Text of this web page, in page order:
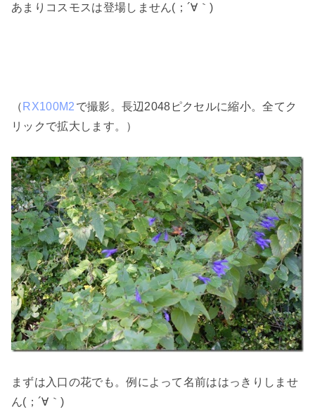
あまりコスモスは登場しません(；´∀｀)
（ RX100M2 で撮影。長辺2048ピクセルに縮小。全てク
リックで拡大します。）
まずは入口の花でも。例によって名前ははっきりしませ
ん(；´∀｀)